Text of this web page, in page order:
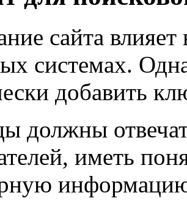
сайта влияет
системах.
добавить
должны
иметь